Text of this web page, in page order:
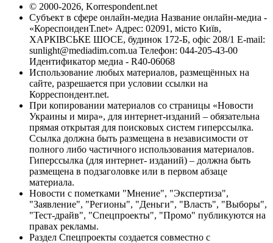
© 2000-2026, Korrespondent.net
Субъект в сфере онлайн-медиа Название онлайн-медиа -
«КореспонденТ.net» Адрес: 02091, місто Київ,
ХАРКІВСЬКЕ ШОСЕ, будинок 172-Б, офіс 208/1 E-mail:
sunlight@mediadim.com.ua Телефон: 044-205-43-00
Идентификатор медиа - R40-06068
Использование любых материалов, размещённых на
сайте, разрешается при условии ссылки на
Корреспондент.net.
При копировании материалов со страницы «Новости
Украины и мира», для интернет-изданий – обязательна
прямая открытая для поисковых систем гиперссылка.
Ссылка должна быть размещена в независимости от
полного либо частичного использования материалов.
Гиперссылка (для интернет- изданий) – должна быть
размещена в подзаголовке или в первом абзаце
материала.
Новости с пометками "Мнение", "Экспертиза",
"Заявление", "Регионы", "Деньги", "Власть", "Выборы",
"Тест-драйв", "Спецпроекты", "Промо" публикуются на
правах рекламы.
Раздел Спецпроекты создается совместно с